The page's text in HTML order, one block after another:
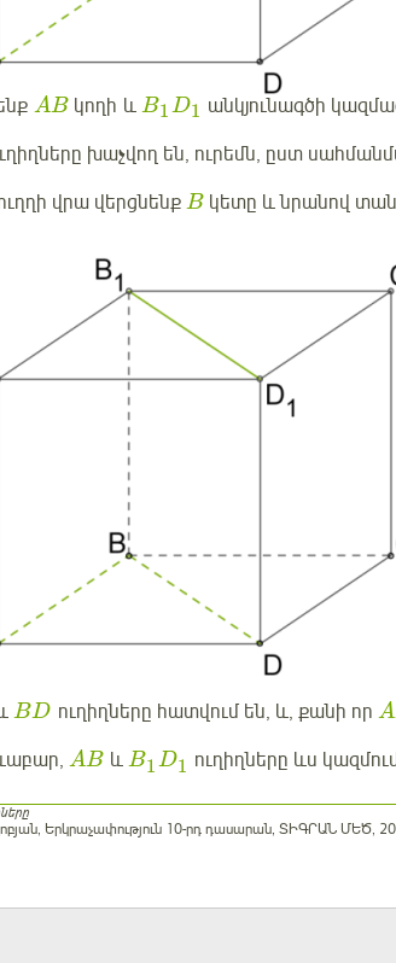
AB կողի ևB1D1 անկյունագծի
խաչվող են, ուրեմն, ըստ
վրա վերցնենքB կետը և նրանով
BD ուղիղները հատվում են, և, քանի որ
AB ևB1 D1 ուղիղները ևս
Երկրաչափություն 10-րդ դասարան, ՏԻԳՐԱՆ ՄԵԾ,